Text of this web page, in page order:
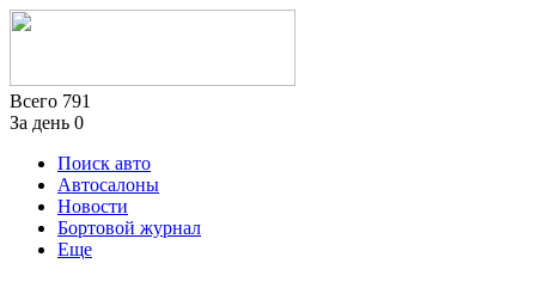
Всего 791
За день 0
Поиск авто
Автосалоны
Новости
Бортовой журнал
Еще